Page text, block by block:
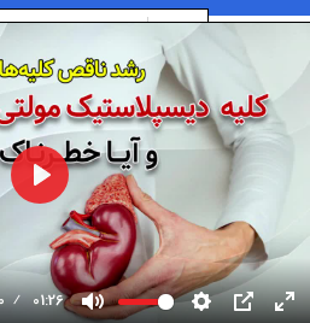
01:26